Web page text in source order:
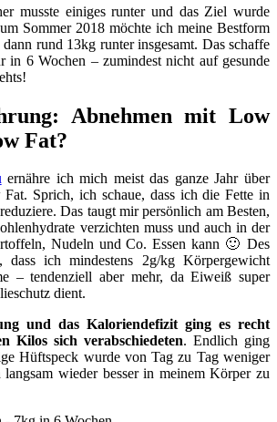
musste einiges runter und das Ziel wurde
Sommer 2018 möchte ich meine Bestform
rund 13kg runter insgesamt. Das schaffe
in 6 Wochen – zumindest nicht auf gesunde
Abnehmen mit Low
Fat?
ernähre ich mich meist das ganze Jahr über
Sprich, ich schaue, dass ich die Fette in
Das taugt mir persönlich am Besten,
verzichten muss und auch in der
Nudeln und Co. Essen kann 🙂 Des
dass ich mindestens 2g/kg Körpergewicht
– tendenziell aber mehr, da Eiweiß super
dient.
und das Kaloriendefizit ging es recht
Kilos sich verabschiedeten. Endlich ging
Hüftspeck wurde von Tag zu Tag weniger
wieder besser in meinem Körper zu